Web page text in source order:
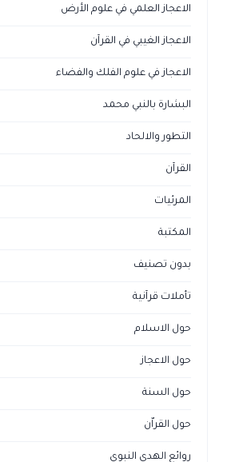
الاعجاز العلمي في علوم الأرض
الاعجاز الغيبي في القرآن
الاعجاز في علوم الفلك والفضاء
البشارة بالنبي محمد
التطور والالحاد
القرآن
المرئيات
المكتبة
بدون تصنيف
تأملات قرآنية
حول الاسلام
حول الاعجاز
حول السنة
حول القراّن
روائع الهدى النبوي